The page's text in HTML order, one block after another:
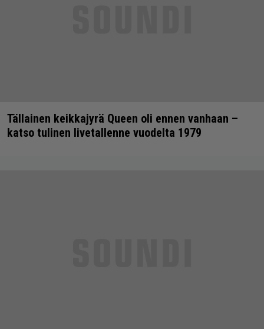
Tällainen keikkajyrä Queen oli ennen vanhaan –
katso tulinen livetallenne vuodelta 1979